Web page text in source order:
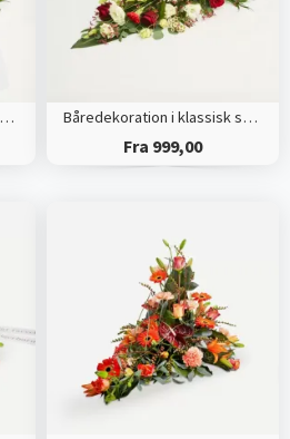
Båredekoration i klassisk stil - rød og hvid - med bånd Båredekoration i klassisk stil - rød og hvid
Fra 999,00